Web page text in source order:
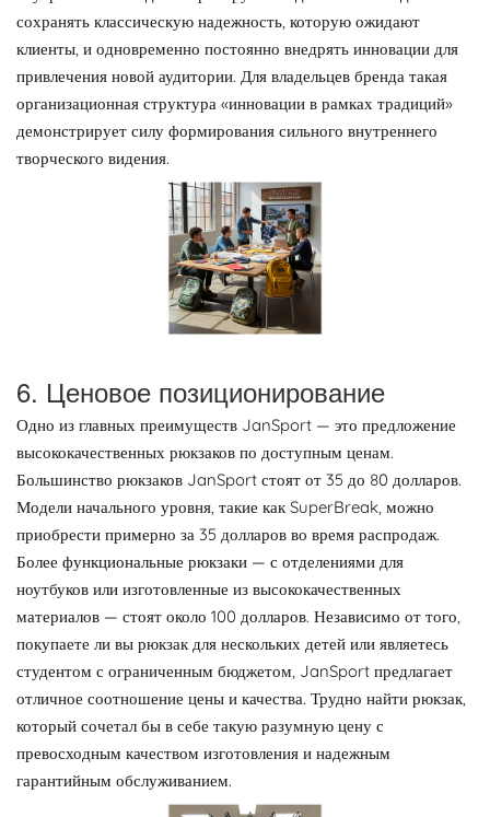
сохранять классическую надежность, которую ожидают
клиенты, и одновременно постоянно внедрять инновации для
привлечения новой аудитории. Для владельцев бренда такая
организационная структура «инновации в рамках традиций»
демонстрирует силу формирования сильного внутреннего
творческого видения.
6. Ценовое позиционирование
Одно из главных преимуществ JanSport — это предложение
высококачественных рюкзаков по доступным ценам.
Большинство рюкзаков JanSport стоят от 35 до 80 долларов.
Модели начального уровня, такие как SuperBreak, можно
приобрести примерно за 35 долларов во время распродаж.
Более функциональные рюкзаки — с отделениями для
ноутбуков или изготовленные из высококачественных
материалов — стоят около 100 долларов. Независимо от того,
покупаете ли вы рюкзак для нескольких детей или являетесь
студентом с ограниченным бюджетом, JanSport предлагает
отличное соотношение цены и качества. Трудно найти рюкзак,
который сочетал бы в себе такую ​​разумную цену с
превосходным качеством изготовления и надежным
гарантийным обслуживанием.